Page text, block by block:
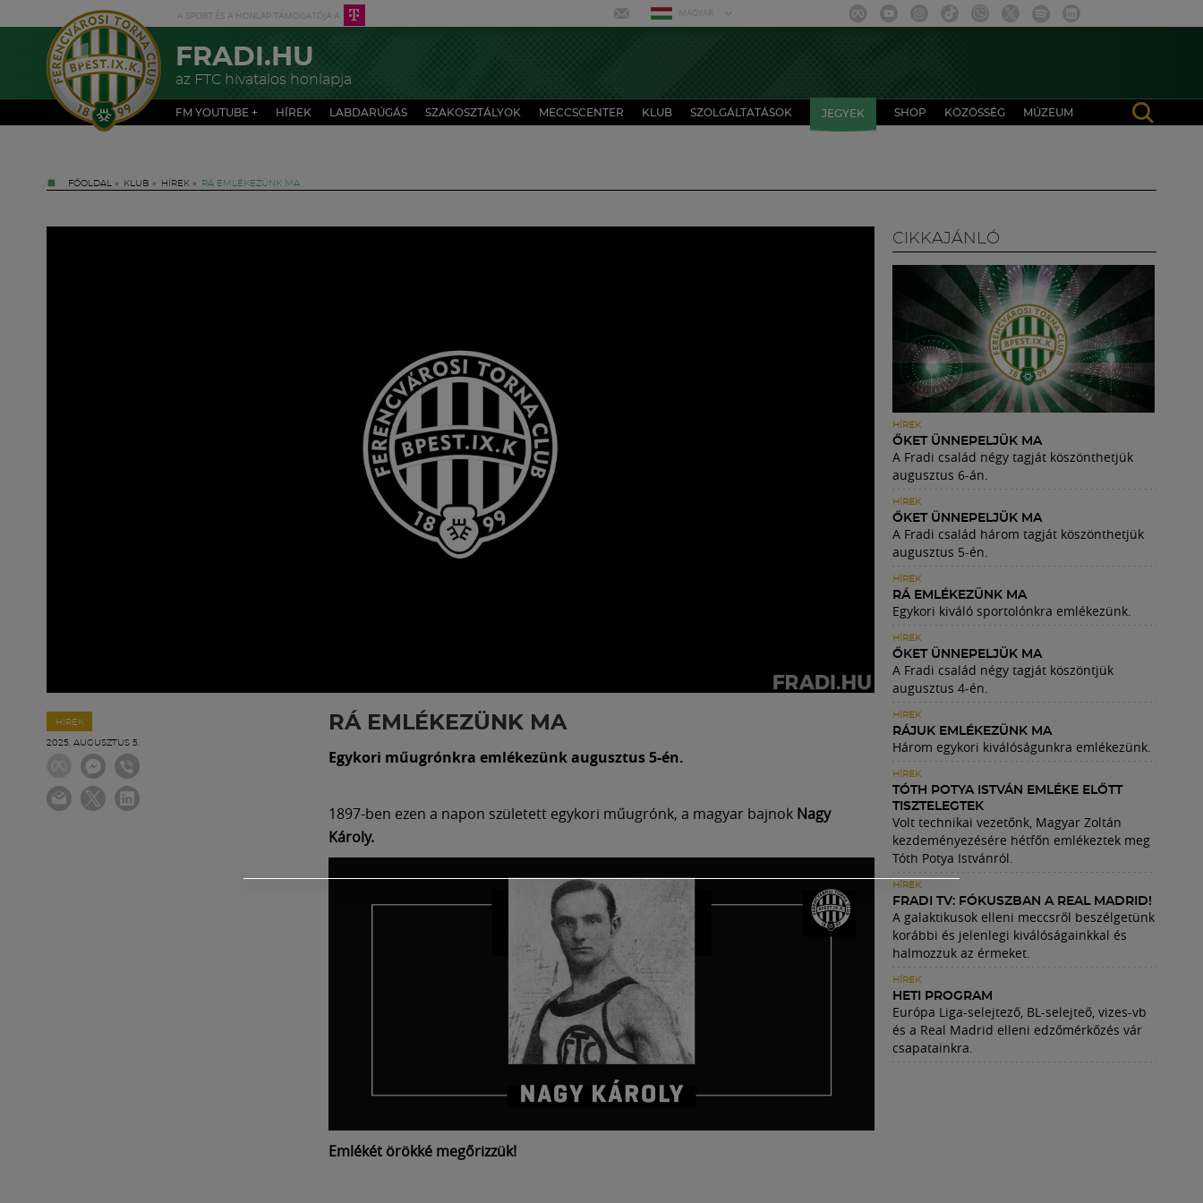
MAGYAR
FRADI.HU
az FTC hivatalos honlapja
FM YOUTUBE + HÍREK LABDARÚGÁS SZAKOSZTÁLYOK MECCSCENTER KLUB SZOLGÁLTATÁSOK JEGYEK SHOP KÖZÖSSÉG MÚZEUM
FŐOLDAL » KLUB » HÍREK » RÁ EMLÉKEZÜNK MA
HÍREK
2025. AUGUSZTUS 5.
RÁ EMLÉKEZÜNK MA
Egykori műugrónkra emlékezünk augusztus 5-én.
1897-ben ezen a napon született egykori műugrónk, a magyar bajnok Nagy
Károly.
Emlékét örökké megőrizzük!
CIKKAJÁNLÓ
HÍREK
ŐKET ÜNNEPELJÜK MA
A Fradi család négy tagját köszönthetjük
augusztus 6-án.
HÍREK
ŐKET ÜNNEPELJÜK MA
A Fradi család három tagját köszönthetjük
augusztus 5-én.
HÍREK
RÁ EMLÉKEZÜNK MA
Egykori kiváló sportolónkra emlékezünk.
HÍREK
ŐKET ÜNNEPELJÜK MA
A Fradi család négy tagját köszöntjük
augusztus 4-én.
HÍREK
RÁJUK EMLÉKEZÜNK MA
Három egykori kiválóságunkra emlékezünk.
HÍREK
TÓTH POTYA ISTVÁN EMLÉKE ELŐTT
TISZTELEGTEK
Volt technikai vezetőnk, Magyar Zoltán
kezdeményezésére hétfőn emlékeztek meg
Tóth Potya Istvánról.
HÍREK
FRADI TV: FÓKUSZBAN A REAL MADRID!
A galaktikusok elleni meccsről beszélgetünk
korábbi és jelenlegi kiválóságainkkal és
halmozzuk az érmeket.
HÍREK
HETI PROGRAM
Európa Liga-selejtező, BL-selejteő, vizes-vb
és a Real Madrid elleni edzőmérkőzés vár
csapatainkra.